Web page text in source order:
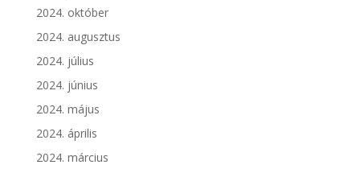
2024. október
2024. augusztus
2024. július
2024. június
2024. május
2024. április
2024. március